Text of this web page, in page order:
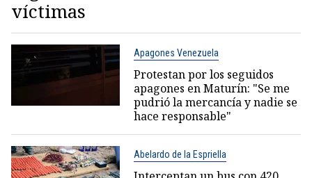
víctimas
Apagones Venezuela
Protestan por los seguidos
apagones en Maturín: "Se me
pudrió la mercancía y nadie se
hace responsable"
Abelardo de la Espriella